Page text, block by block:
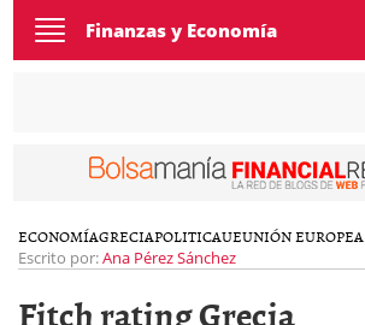
Toggle
navigation
Finanzas y Economía
ECONOMÍAGRECIAPOLITICAUEUNIÓN EUROPEA
Escrito por:Ana Pérez Sánchez
Fitch rating Grecia